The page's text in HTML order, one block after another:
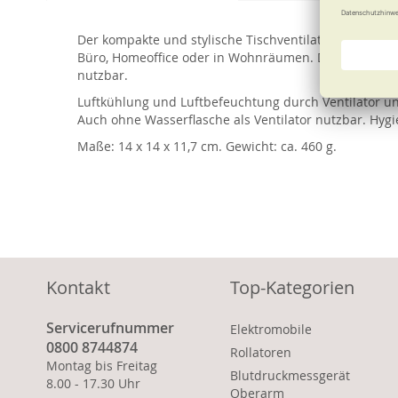
images
gallery
Der kompakte und stylische Tischventilator sorgt
Büro, Homeoffice oder in Wohnräumen. Die
nutzbar.
Luftkühlung und Luftbefeuchtung durch Ventilator
Auch ohne Wasserflasche als Ventilator nutzbar.
Maße: 14 x 14 x 11,7 cm. Gewicht: ca. 460 g.
Kontakt
Servicerufnummer
0800 8744874
Montag bis Freitag
8.00 - 17.30 Uhr
Top-Kategorien
Elektromobile
Rollatoren
Blutdruckmessgerät
Oberarm